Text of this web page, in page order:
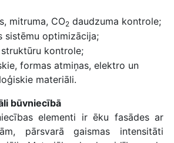
mitruma, CO2 daudzuma kontrole;
sistēmu optimizācija;
kontrole;
formas atmiņas, elektro un
materiāli.
būvniecībā
elementi ir ēku fasādes ar
pārsvarā gaismas intensitāti